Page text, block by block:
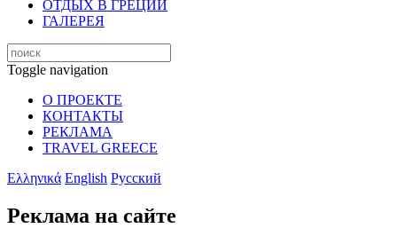
ОТДЫХ В ГРЕЦИИ
ГАЛЕРЕЯ
Toggle navigation
О ПРОЕКТЕ
КОНТАКТЫ
РЕКЛАМА
TRAVEL GREECE
Ελληνικά English Русский
Реклама на сайте